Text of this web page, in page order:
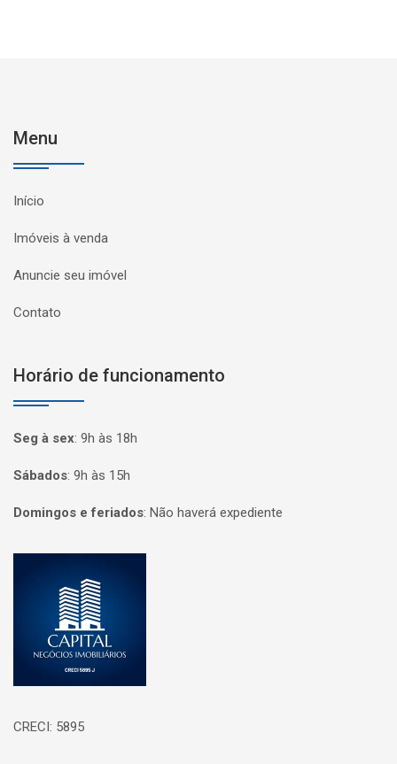
Menu
Início
Imóveis à venda
Anuncie seu imóvel
Contato
Horário de funcionamento
Seg à sex: 9h às 18h
Sábados: 9h às 15h
Domingos e feriados: Não haverá expediente
CRECI: 5895